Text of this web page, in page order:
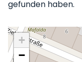
gefunden haben.
+
−